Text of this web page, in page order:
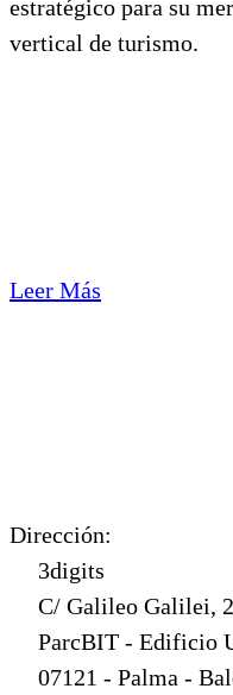
estratégico para su
vertical de turismo.
Leer Más
Dirección:
3digits
C/ Galileo Galilei, 2
ParcBIT - Edificio
07121 - Palma -